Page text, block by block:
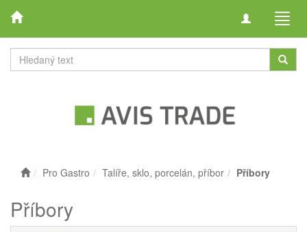
Toggle
Pro Gastro Talíře, sklo, porcelán, příbor Příbory
Příbory